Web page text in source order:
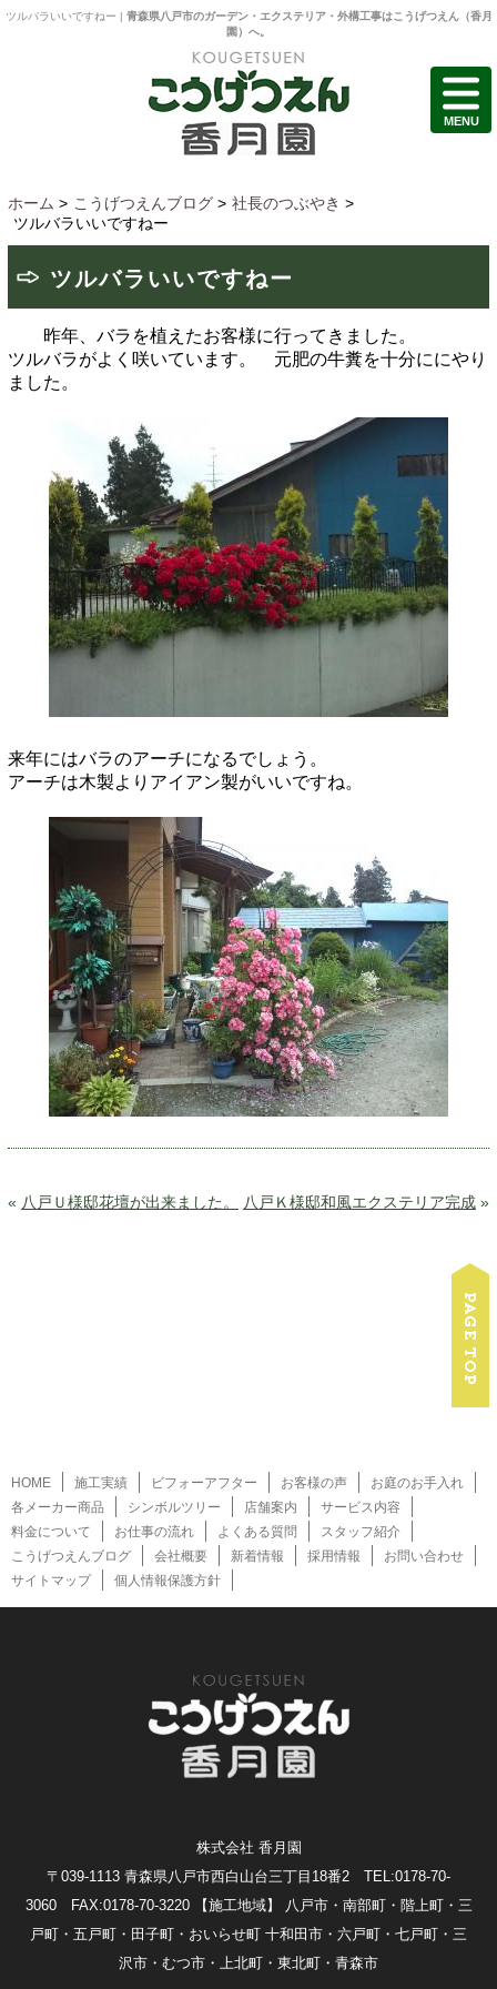
ツルバラいいですねー | 青森県八戸市のガーデン・エクステリア・外構工事はこうげつえん（香月
園）へ。
ホーム > こうげつえんブログ > 社長のつぶやき >
ツルバラいいですねー
ツルバラいいですねー
昨年、バラを植えたお客様に行ってきました。
ツルバラがよく咲いています。 元肥の牛糞を十分ににやり
ました。
来年にはバラのアーチになるでしょう。
アーチは木製よりアイアン製がいいですね。
« 八戸Ｕ様邸花壇が出来ました。 八戸Ｋ様邸和風エクステリア完成 »
HOME 施工実績 ビフォーアフター お客様の声
お庭のお手入れ
各メーカー商品
シンボルツリー 店舗案内
サービス内容
料金について
お仕事の流れ よくある質問
スタッフ紹介
こうげつえんブログ
会社概要 新着情報 採用情報
お問い合わせ
サイトマップ
個人情報保護方針
株式会社 香月園
〒039-1113 青森県八戸市西白山台三丁目18番2 TEL:0178-70-
3060 FAX:0178-70-3220
【施工地域】 八戸市・南部町・階上町・三
戸町・五戸町・田子町・おいらせ町 十和田市・六戸町・七戸町・三
沢市・むつ市・上北町・東北町・青森市
MENU